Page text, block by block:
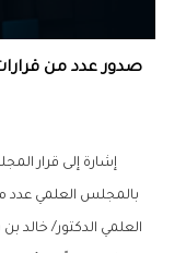
إشارة إلى قرار
بالمجلس العلمي
العلمي الدكتور/ خالد